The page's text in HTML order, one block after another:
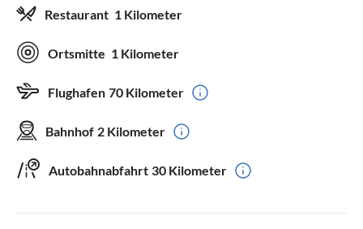
Restaurant 1 Kilometer
Ortsmitte 1 Kilometer
Flughafen 70 Kilometer
Bahnhof 2 Kilometer
Autobahnabfahrt 30 Kilometer